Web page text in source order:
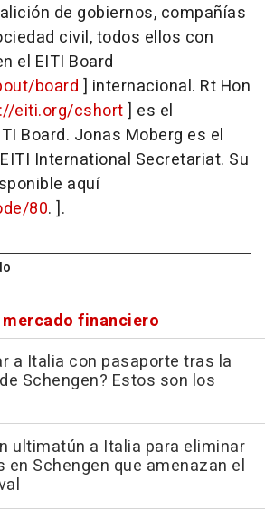
de gobiernos, compañías
civil, todos ellos con
el EITI Board
board ] internacional. Rt Hon
eiti.org/cshort] es el
Board. Jonas Moberg es el
International Secretariat. Su
aquí
80. ].
financiero
a Italia con pasaporte tras la
Schengen? Estos son los
ultimatún a Italia para eliminar
en Schengen que amenazan el